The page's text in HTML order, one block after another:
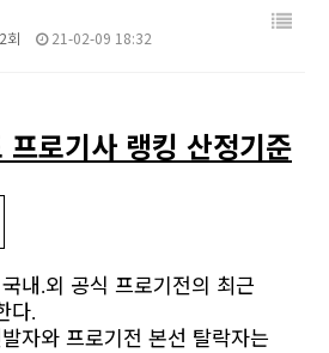
회 21-02-09 18:32
프로기사 랭킹 산정기준
내.외 공식 프로기전의 최근
다.
자와 프로기전 본선 탈락자는